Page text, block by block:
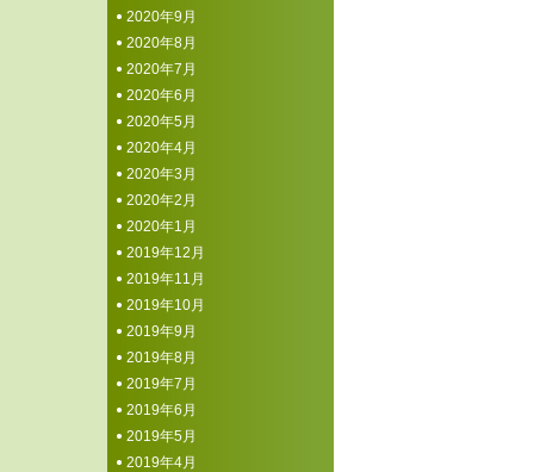
2020年9月
2020年8月
2020年7月
2020年6月
2020年5月
2020年4月
2020年3月
2020年2月
2020年1月
2019年12月
2019年11月
2019年10月
2019年9月
2019年8月
2019年7月
2019年6月
2019年5月
2019年4月